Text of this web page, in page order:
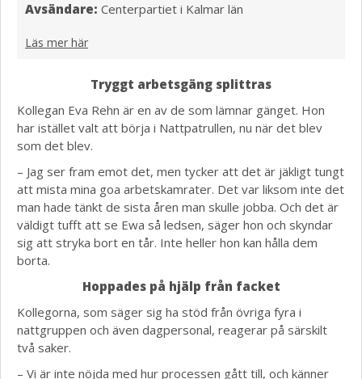
Avsändare: Centerpartiet i Kalmar län
Läs mer här
Tryggt arbetsgäng splittras
Kollegan Eva Rehn är en av de som lämnar gänget. Hon
har istället valt att börja i Nattpatrullen, nu när det blev
som det blev.
– Jag ser fram emot det, men tycker att det är jäkligt tungt
att mista mina goa arbetskamrater. Det var liksom inte det
man hade tänkt de sista åren man skulle jobba. Och det är
väldigt tufft att se Ewa så ledsen, säger hon och skyndar
sig att stryka bort en tår. Inte heller hon kan hålla dem
borta.
Hoppades på hjälp från facket
Kollegorna, som säger sig ha stöd från övriga fyra i
nattgruppen och även dagpersonal, reagerar på särskilt
två saker.
– Vi är inte nöjda med hur processen gått till, och känner